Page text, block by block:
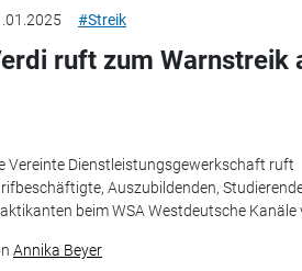
#Streik
ruft zum Warnstreik
Vereinte Dienstleistungsgewerkschaft ruft
Auszubildenden,
beim WSA Westdeutsche Kanäle
Annika Beyer